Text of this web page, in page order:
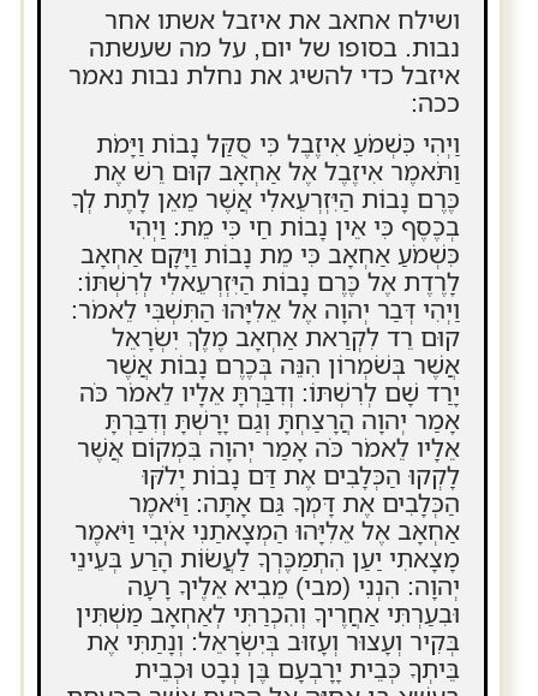
ושילח אחאב את איזבל אשתו אחר
נבות. בסופו של יום, על מה שעשתה
איזבל כדי להשיג את נחלת נבות נאמר
ככה:
וַיְהִי כִּשְׁמֹעַ אִיזֶבֶל כִּי סֻקַּל נָבוֹת וַיָּמֹת
וַתֹּאמֶר אִיזֶבֶל אֶל אַחְאָב קוּם רֵשׁ אֶת
כֶּרֶם נָבוֹת הַיִּזְרְעֵאלִי אֲשֶׁר מֵאֵן לָתֶת לְךָ
בְכֶסֶף כִּי אֵין נָבוֹת חַי כִּי מֵת: וַיְהִי
כִּשְׁמֹעַ אַחְאָב כִּי מֵת נָבוֹת וַיָּקָם אַחְאָב
לָרֶדֶת אֶל כֶּרֶם נָבוֹת הַיִּזְרְעֵאלִי לְרִשְׁתּוֹ:
וַיְהִי דְּבַר יְהוָה אֶל אֵלִיָּהוּ הַתִּשְׁבִּי לֵאמֹר:
קוּם רֵד לִקְרַאת אַחְאָב מֶלֶךְ יִשְׂרָאֵל
אֲשֶׁר בְּשֹׁמְרוֹן הִנֵּה בְּכֶרֶם נָבוֹת אֲשֶׁר
יָרַד שָׁם לְרִשְׁתּוֹ: וְדִבַּרְתָּ אֵלָיו לֵאמֹר כֹּה
אָמַר יְהוָה הֲרָצַחְתָּ וְגַם יָרָשְׁתָּ וְדִבַּרְתָּ
אֵלָיו לֵאמֹר כֹּה אָמַר יְהוָה בִּמְקוֹם אֲשֶׁר
לָקְקוּ הַכְּלָבִים אֶת דַּם נָבוֹת יָלֹקּוּ
הַכְּלָבִים אֶת דָּמְךָ גַּם אָתָּה: וַיֹּאמֶר
אַחְאָב אֶל אֵלִיָּהוּ הַמְצָאתַנִי אֹיְבִי וַיֹּאמֶר
מָצָאתִי יַעַן הִתְמַכֶּרְךָ לַעֲשׂוֹת הָרַע בְּעֵינֵי
יְהוָה: הִנְנִי (מבי) מֵבִיא אֵלֶיךָ רָעָה
וּבִעַרְתִּי אַחֲרֶיךָ וְהִכְרַתִּי לְאַחְאָב מַשְׁתִּין
בְּקִיר וְעָצוּר וְעָזוּב בְּיִשְׂרָאֵל: וְנָתַתִּי אֶת
בֵּיתְךָ כְּבֵית יָרָבְעָם בֶּן נְבָט וּכְבֵית